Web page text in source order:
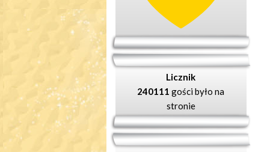
Licznik
240111 gości było na
stronie